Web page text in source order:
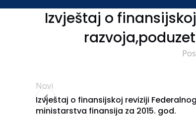
Izvještaj o
Novi
Izvještaj o finansijskoj reviziji Federalnog
ministarstva finansija za 2015. god.